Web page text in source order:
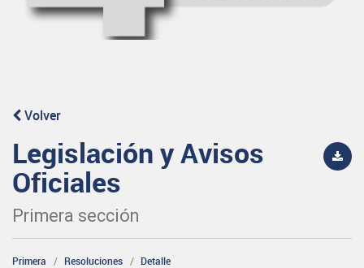
Volver
Legislación y Avisos
Oficiales
Primera sección
Primera Resoluciones Detalle